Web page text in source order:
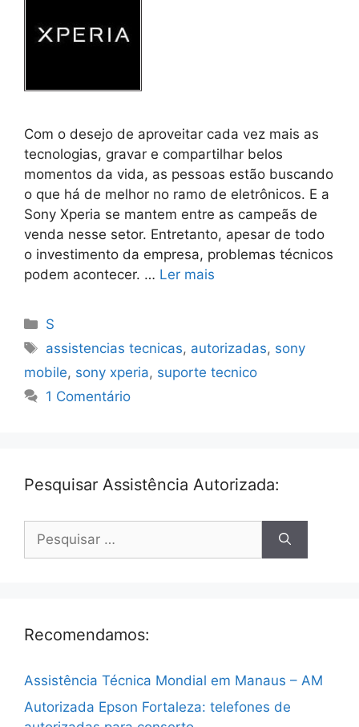
Com o desejo de aproveitar cada vez mais as
tecnologias, gravar e compartilhar belos
momentos da vida, as pessoas estão buscando
o que há de melhor no ramo de eletrônicos. E a
Sony Xperia se mantem entre as campeãs de
venda nesse setor. Entretanto, apesar de todo
o investimento da empresa, problemas técnicos
podem acontecer. … Ler mais
Categorias
S
Tags
assistencias tecnicas, autorizadas, sony
mobile, sony xperia, suporte tecnico
1 Comentário
Pesquisar Assistência Autorizada:
por:
Recomendamos:
Assistência Técnica Mondial em Manaus – AM
Autorizada Epson Fortaleza: telefones de